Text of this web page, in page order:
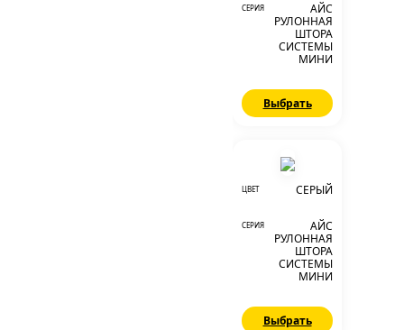
СЕРИЯ
АЙС
РУЛОННАЯ
ШТОРА
СИСТЕМЫ
МИНИ
Выбрать
ЦВЕТ СЕРЫЙ
СЕРИЯ
АЙС
РУЛОННАЯ
ШТОРА
СИСТЕМЫ
МИНИ
Выбрать